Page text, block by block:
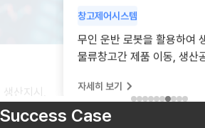
로
물류창고간 제품 이동, 생산공
이동 업무를 MES/WMS 시스
연동하여 로봇의 작업계획을 수
RCS를 통해 Bot을 컨트롤 합
Success Case